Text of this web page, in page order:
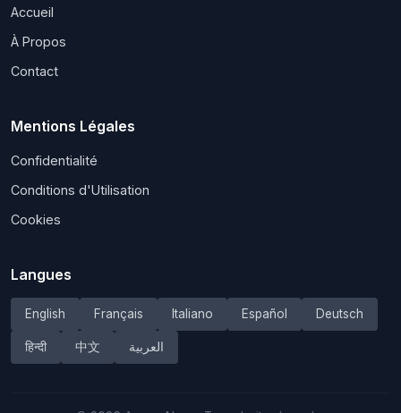
Accueil
À Propos
Contact
Mentions Légales
Confidentialité
Conditions d'Utilisation
Cookies
Langues
English Français Italiano Español Deutsch
हिन्दी 中文 العربية